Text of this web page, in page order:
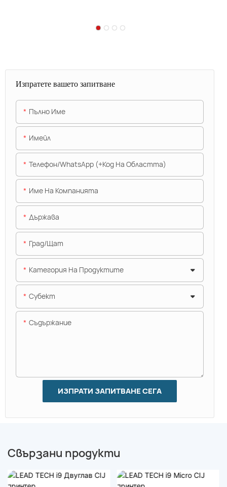
Изпратете вашето запитване
Пълно Име
Имейл
Телефон/WhatsApp (+Код На Областта)
Име На Компанията
Държава
Град/щат
Категория На Продуктите
Субект
Съдържание
ИЗПРАТИ ЗАПИТВАНЕ СЕГА
Свързани продукти